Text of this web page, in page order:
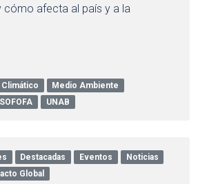
afecta al país y a la
Climático
Medio Ambiente
SOFOFA UNAB
Destacadas Eventos
Noticias
Global